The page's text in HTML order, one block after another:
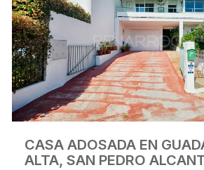
CASA ADOSADA EN
ALTA, SAN PEDRO